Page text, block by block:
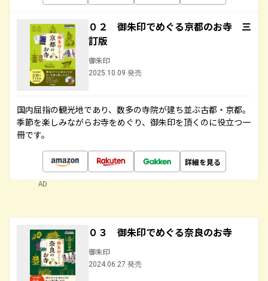
０２ 御朱印でめぐる京都のお寺 三
訂版
御朱印
2025.10.09 発売
国内屈指の観光地であり、数多の寺院が建ち並ぶ古都・京都。
季節を楽しみながらお寺をめぐり、御朱印を頂くのに役立つ一
冊です。
詳細を見る
AD
０３ 御朱印でめぐる奈良のお寺
御朱印
2024.06.27 発売